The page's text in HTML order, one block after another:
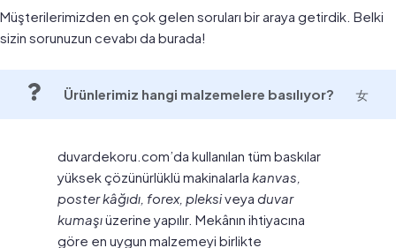
Müşterilerimizden en çok gelen soruları bir araya getirdik. Belki
sizin sorunuzun cevabı da burada!
Ürünlerimiz hangi malzemelere basılıyor?
duvardekoru.com’da kullanılan tüm baskılar
yüksek çözünürlüklü makinalarla kanvas,
poster kâğıdı, forex, pleksiveya duvar
kumaşıüzerine yapılır. Mekânın ihtiyacına
göre en uygun malzemeyi birlikte